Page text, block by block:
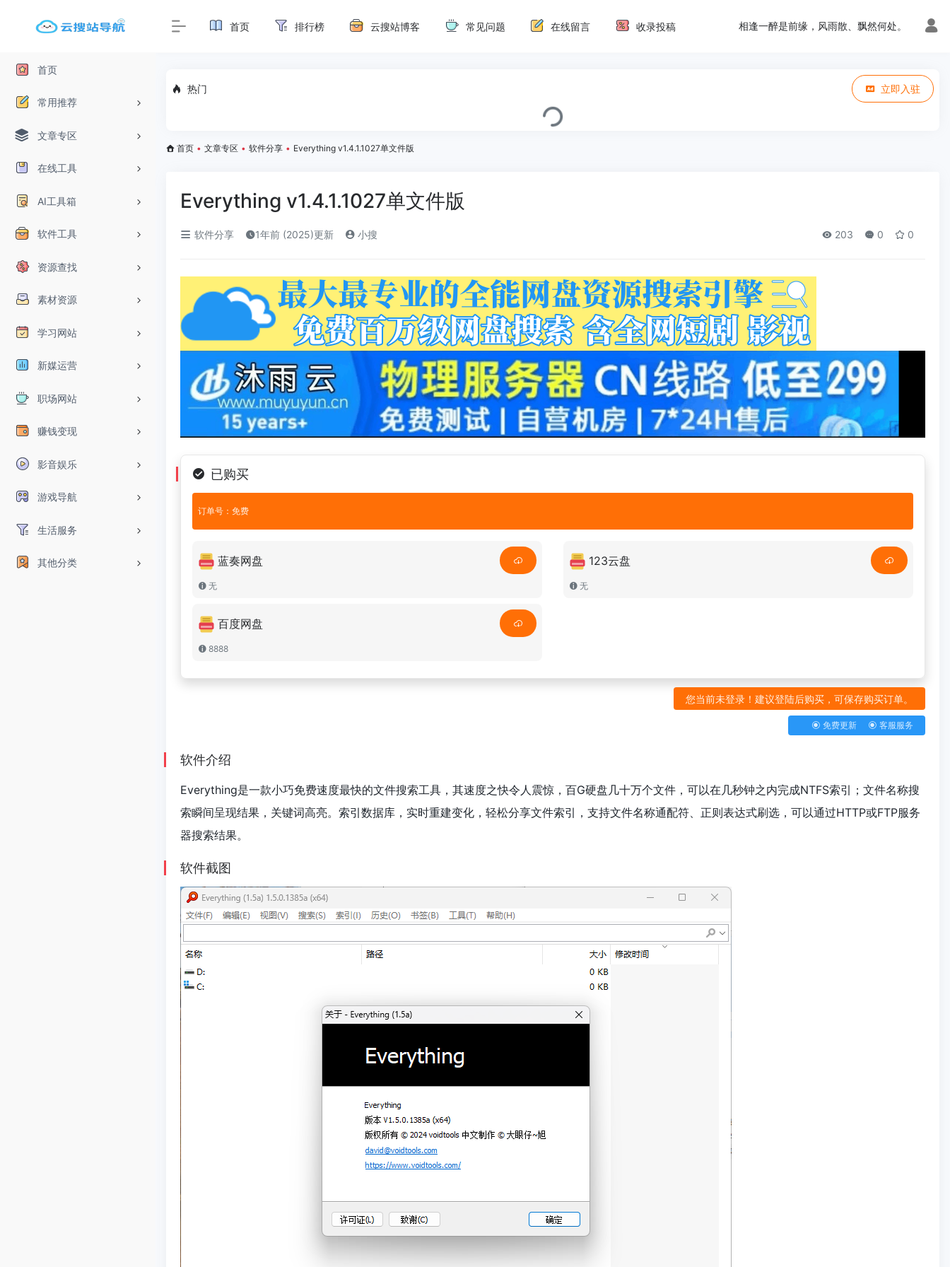
首页
常用推荐
文章专区
在线工具
AI工具箱
软件工具
资源查找
素材资源
学习网站
新媒运营
职场网站
赚钱变现
影音娱乐
游戏导航
生活服务
其他分类
首页 排行榜 云搜站博客 常见问题 在线留言 收录投稿 相逢一醉是前缘，风雨散、飘然何处。
热门 立即入驻
首页 • 文章专区 • 软件分享 • Everything v1.4.1.1027单文件版
Everything v1.4.1.1027单文件版
软件分享 1年前 (2025)更新 小搜 203 0 0
已购买
订单号：免费
蓝奏网盘
无
123云盘
无
百度网盘
8888
您当前未登录！建议登陆后购买，可保存购买订单。
免费更新 客服服务
软件介绍
Everything是一款小巧免费速度最快的文件搜索工具，其速度之快令人震惊，百G硬盘几十万个文件，可以在几秒钟之内完成NTFS索引；文件名称搜
索瞬间呈现结果，关键词高亮。索引数据库，实时重建变化，轻松分享文件索引，支持文件名称通配符、正则表达式刷选，可以通过HTTP或FTP服务
器搜索结果。
软件截图